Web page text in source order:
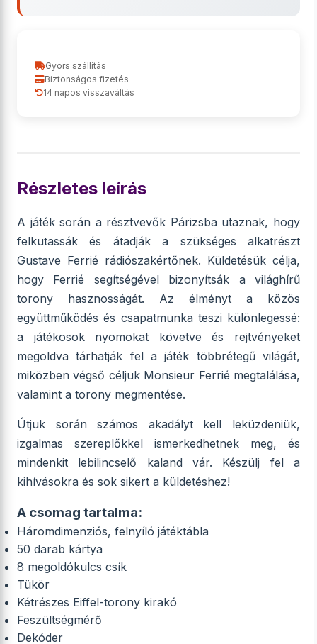
Gyors szállítás
Biztonságos fizetés
14 napos visszaváltás
Részletes leírás
A játék során a résztvevők Párizsba utaznak, hogy
felkutassák és átadják a szükséges alkatrészt
Gustave Ferrié rádiószakértőnek. Küldetésük célja,
hogy Ferrié segítségével bizonyítsák a világhírű
torony hasznosságát. Az élményt a közös
együttműködés és csapatmunka teszi különlegessé:
a játékosok nyomokat követve és rejtvényeket
megoldva tárhatják fel a játék többrétegű világát,
miközben végső céljuk Monsieur Ferrié megtalálása,
valamint a torony megmentése.
Útjuk során számos akadályt kell leküzdeniük,
izgalmas szereplőkkel ismerkedhetnek meg, és
mindenkit lebilincselő kaland vár. Készülj fel a
kihívásokra és sok sikert a küldetéshez!
A csomag tartalma:
Háromdimenziós, felnyíló játéktábla
50 darab kártya
8 megoldókulcs csík
Tükör
Kétrészes Eiffel-torony kirakó
Feszültségmérő
Dekóder